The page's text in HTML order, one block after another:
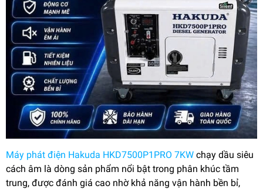
Máy phát điện Hakuda HKD7500P1PRO 7KW chạy dầu siêu
cách âm là dòng sản phẩm nổi bật trong phân khúc tầm
trung, được đánh giá cao nhờ khả năng vận hành bền bỉ,